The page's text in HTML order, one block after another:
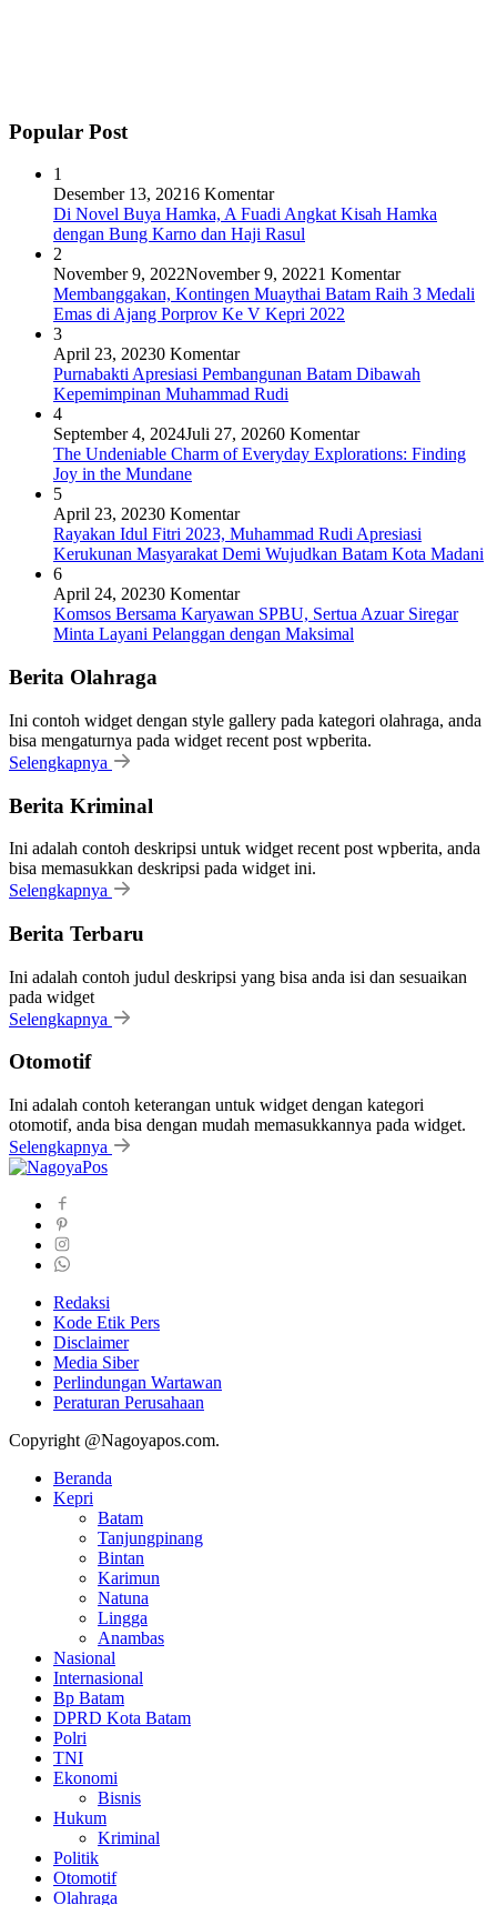
Popular Post
1
Desember 13, 20216 Komentar
Di Novel Buya Hamka, A Fuadi Angkat Kisah Hamka
dengan Bung Karno dan Haji Rasul
2
November 9, 2022November 9, 20221 Komentar
Membanggakan, Kontingen Muaythai Batam Raih 3 Medali
Emas di Ajang Porprov Ke V Kepri 2022
3
April 23, 20230 Komentar
Purnabakti Apresiasi Pembangunan Batam Dibawah
Kepemimpinan Muhammad Rudi
4
September 4, 2024Juli 27, 20260 Komentar
The Undeniable Charm of Everyday Explorations: Finding
Joy in the Mundane
5
April 23, 20230 Komentar
Rayakan Idul Fitri 2023, Muhammad Rudi Apresiasi
Kerukunan Masyarakat Demi Wujudkan Batam Kota Madani
6
April 24, 20230 Komentar
Komsos Bersama Karyawan SPBU, Sertua Azuar Siregar
Minta Layani Pelanggan dengan Maksimal
Berita Olahraga
Ini contoh widget dengan style gallery pada kategori olahraga, anda
bisa mengaturnya pada widget recent post wpberita.
Selengkapnya
Berita Kriminal
Ini adalah contoh deskripsi untuk widget recent post wpberita, anda
bisa memasukkan deskripsi pada widget ini.
Selengkapnya
Berita Terbaru
Ini adalah contoh judul deskripsi yang bisa anda isi dan sesuaikan
pada widget
Selengkapnya
Otomotif
Ini adalah contoh keterangan untuk widget dengan kategori
otomotif, anda bisa dengan mudah memasukkannya pada widget.
Selengkapnya
Redaksi
Kode Etik Pers
Disclaimer
Media Siber
Perlindungan Wartawan
Peraturan Perusahaan
Copyright @Nagoyapos.com.
Beranda
Kepri
Batam
Tanjungpinang
Bintan
Karimun
Natuna
Lingga
Anambas
Nasional
Internasional
Bp Batam
DPRD Kota Batam
Polri
TNI
Ekonomi
Bisnis
Hukum
Kriminal
Politik
Otomotif
Olahraga